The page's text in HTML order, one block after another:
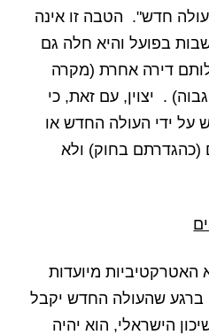
חדש". הטבה זו אינה
בפועל והיא חלה גם
דירה אחרת (מקרה
. יצוין, עם זאת, כי
על ידי העולה החדש או
(כהגדרתם בחוק) ולא
מיועדות
ברגע שהעולה החדש יקבל
הישראלי, הוא יהיה